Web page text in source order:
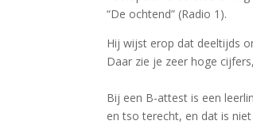
“De ochtend” (Radio 1).
Hij wijst erop dat deeltijds
Daar zie je zeer hoge
Bij een B-attest is een
en tso terecht, en dat is